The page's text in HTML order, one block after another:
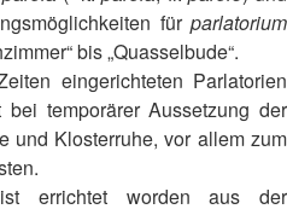
für parlatorium
bis „Quasselbude“.
eingerichteten Parlatorien
temporärer Aussetzung der
und Klosterruhe, vor allem zum
errichtet worden aus der